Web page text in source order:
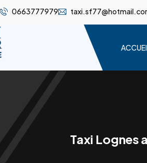
0663777979
Taxi Lognes